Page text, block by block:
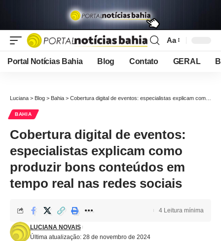
Font
Resizer
Aa
Portal Notícias Bahia Blog Contato GERAL
Luciana > Blog > Bahia > Cobertura digital de eventos: especialistas explicam como produzir bons conteúdos em tempo real nas redes sociais
BAHIA
Cobertura digital de eventos:
especialistas explicam como
produzir bons conteúdos em
tempo real nas redes sociais
Última atualização: 28 de novembro de 2024
LUCIANA NOVAIS
4 Leitura mínima